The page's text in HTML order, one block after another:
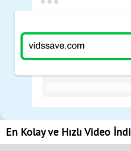
En Kolay ve Hızlı Video